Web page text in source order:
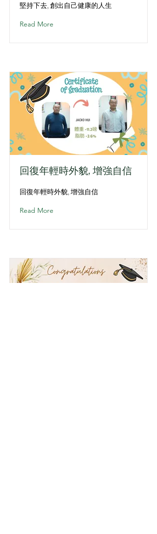
堅持下去, 創出自己健康的人生
Read More
回復年輕時外貌, 增強自信
回復年輕時外貌, 增強自信
Read More